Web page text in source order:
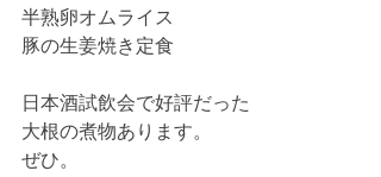
半熟卵オムライス
豚の生姜焼き定食
日本酒試飲会で好評だった
大根の煮物あります。
ぜひ。